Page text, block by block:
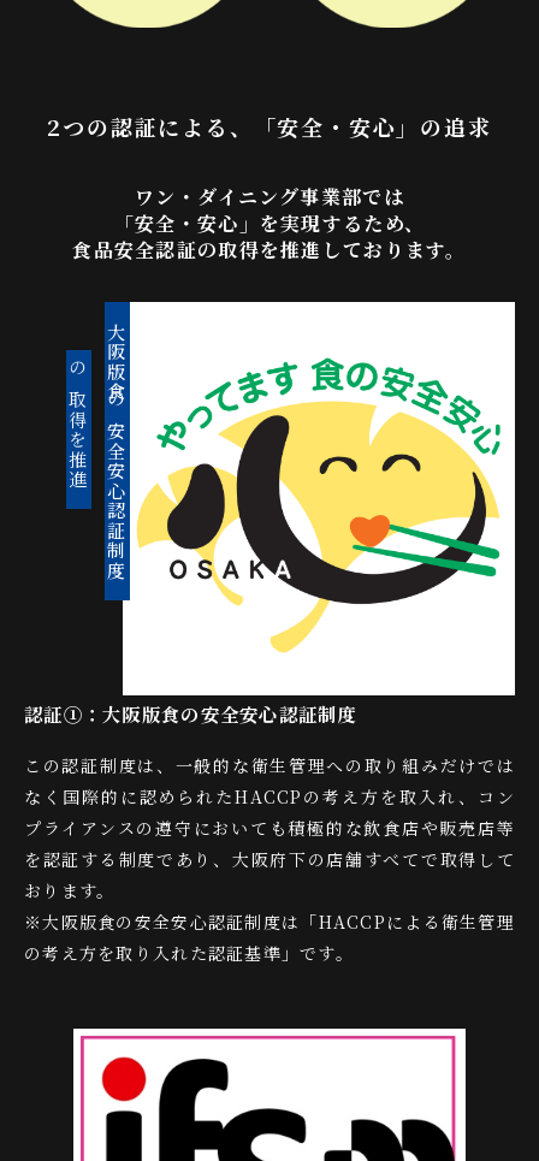
2つの認証による、「安全・安心」の追求
ワン・ダイニング事業部では
「安全・安心」を実現するため、
食品安全認証の取得を推進しております。
大阪版食の安全安心認証制度
の取得を推進
認証①：大阪版食の安全安心認証制度
この認証制度は、一般的な衛生管理への取り組みだけでは
なく国際的に認められたHACCPの考え方を取入れ、コン
プライアンスの遵守においても積極的な飲食店や販売店等
を認証する制度であり、大阪府下の店舗すべてで取得して
おります。
※大阪版食の安全安心認証制度は「HACCPによる衛生管理
の考え方を取り入れた認証基準」です。